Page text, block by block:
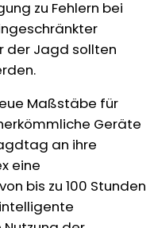
zu Fehlern bei
der Jagd sollten
Maßstäbe für
Geräte
an ihre
eine
bis zu 100 Stunden